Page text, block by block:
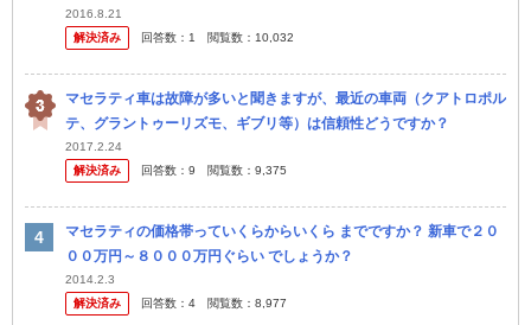
してますか？ 維持費は年間いくらですか？
2016.8.21
解決済み
回答数： 1 閲覧数： 10,032
マセラティ車は故障が多いと聞きますが、最近の車両（クアトロポル
テ、グラントゥーリズモ、ギブリ等）は信頼性どうですか？
2017.2.24
解決済み
回答数： 9 閲覧数： 9,375
マセラティの価格帯っていくらからいくら までですか？ 新車で２０
００万円～８０００万円ぐらい でしょうか？
2014.2.3
解決済み
回答数： 4 閲覧数： 8,977